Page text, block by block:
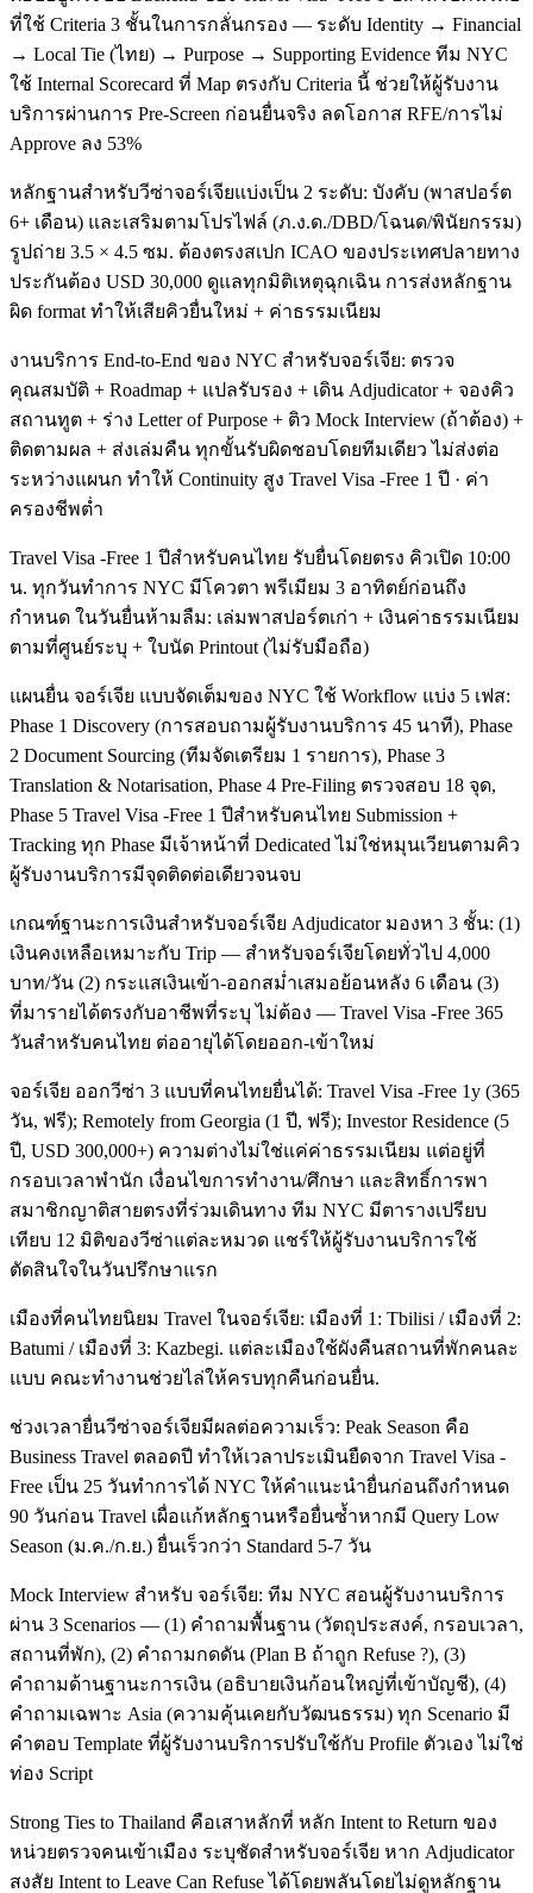
ที่ใช้ Criteria 3 ชั้นในการกลั่นกรอง — ระดับ Identity → Financial
→ Local Tie (ไทย) → Purpose → Supporting Evidence ทีม NYC
ใช้ Internal Scorecard ที่ Map ตรงกับ Criteria นี้ ช่วยให้ผู้รับงาน
บริการผ่านการ Pre-Screen ก่อนยื่นจริง ลดโอกาส RFE/การไม่
Approve ลง 53%
หลักฐานสำหรับวีซ่าจอร์เจียแบ่งเป็น 2 ระดับ: บังคับ (พาสปอร์ต
6+ เดือน) และเสริมตามโปรไฟล์ (ภ.ง.ด./DBD/โฉนด/พินัยกรรม)
รูปถ่าย 3.5 × 4.5 ซม. ต้องตรงสเปก ICAO ของประเทศปลายทาง
ประกันต้อง USD 30,000 ดูแลทุกมิติเหตุฉุกเฉิน การส่งหลักฐาน
ผิด format ทำให้เสียคิวยื่นใหม่ + ค่าธรรมเนียม
งานบริการ End-to-End ของ NYC สำหรับจอร์เจีย: ตรวจ
คุณสมบัติ + Roadmap + แปลรับรอง + เดิน Adjudicator + จองคิว
สถานทูต + ร่าง Letter of Purpose + ติว Mock Interview (ถ้าต้อง) +
ติดตามผล + ส่งเล่มคืน ทุกขั้นรับผิดชอบโดยทีมเดียว ไม่ส่งต่อ
ระหว่างแผนก ทำให้ Continuity สูง Travel Visa -Free 1 ปี · ค่า
ครองชีพต่ำ
Travel Visa -Free 1 ปีสำหรับคนไทย รับยื่นโดยตรง คิวเปิด 10:00
น. ทุกวันทำการ NYC มีโควตา พรีเมียม 3 อาทิตย์ก่อนถึง
กำหนด ในวันยื่นห้ามลืม: เล่มพาสปอร์ตเก่า + เงินค่าธรรมเนียม
ตามที่ศูนย์ระบุ + ใบนัด Printout (ไม่รับมือถือ)
แผนยื่น จอร์เจีย แบบจัดเต็มของ NYC ใช้ Workflow แบ่ง 5 เฟส:
Phase 1 Discovery (การสอบถามผู้รับงานบริการ 45 นาที), Phase
2 Document Sourcing (ทีมจัดเตรียม 1 รายการ), Phase 3
Translation & Notarisation, Phase 4 Pre-Filing ตรวจสอบ 18 จุด,
Phase 5 Travel Visa -Free 1 ปีสำหรับคนไทย Submission +
Tracking ทุก Phase มีเจ้าหน้าที่ Dedicated ไม่ใช่หมุนเวียนตามคิว
ผู้รับงานบริการมีจุดติดต่อเดียวจนจบ
เกณฑ์ฐานะการเงินสำหรับจอร์เจีย Adjudicator มองหา 3 ชั้น: (1)
เงินคงเหลือเหมาะกับ Trip — สำหรับจอร์เจียโดยทั่วไป 4,000
บาท/วัน (2) กระแสเงินเข้า-ออกสม่ำเสมอย้อนหลัง 6 เดือน (3)
ที่มารายได้ตรงกับอาชีพที่ระบุ ไม่ต้อง — Travel Visa -Free 365
วันสำหรับคนไทย ต่ออายุได้โดยออก-เข้าใหม่
จอร์เจีย ออกวีซ่า 3 แบบที่คนไทยยื่นได้: Travel Visa -Free 1y (365
วัน, ฟรี); Remotely from Georgia (1 ปี, ฟรี); Investor Residence (5
ปี, USD 300,000+) ความต่างไม่ใช่แค่ค่าธรรมเนียม แต่อยู่ที่
กรอบเวลาพำนัก เงื่อนไขการทำงาน/ศึกษา และสิทธิ์การพา
สมาชิกญาติสายตรงที่ร่วมเดินทาง ทีม NYC มีตารางเปรียบ
เทียบ 12 มิติของวีซ่าแต่ละหมวด แชร์ให้ผู้รับงานบริการใช้
ตัดสินใจในวันปรึกษาแรก
เมืองที่คนไทยนิยม Travel ในจอร์เจีย: เมืองที่ 1: Tbilisi / เมืองที่ 2:
Batumi / เมืองที่ 3: Kazbegi. แต่ละเมืองใช้ผังคืนสถานที่พักคนละ
แบบ คณะทำงานช่วยไล่ให้ครบทุกคืนก่อนยื่น.
ช่วงเวลายื่นวีซ่าจอร์เจียมีผลต่อความเร็ว: Peak Season คือ
Business Travel ตลอดปี ทำให้เวลาประเมินยืดจาก Travel Visa -
Free เป็น 25 วันทำการได้ NYC ให้คำแนะนำยื่นก่อนถึงกำหนด
90 วันก่อน Travel เผื่อแก้หลักฐานหรือยื่นซ้ำหากมี Query Low
Season (ม.ค./ก.ย.) ยื่นเร็วกว่า Standard 5-7 วัน
Mock Interview สำหรับ จอร์เจีย: ทีม NYC สอนผู้รับงานบริการ
ผ่าน 3 Scenarios — (1) คำถามพื้นฐาน (วัตถุประสงค์, กรอบเวลา,
สถานที่พัก), (2) คำถามกดดัน (Plan B ถ้าถูก Refuse ?), (3)
คำถามด้านฐานะการเงิน (อธิบายเงินก้อนใหญ่ที่เข้าบัญชี), (4)
คำถามเฉพาะ Asia (ความคุ้นเคยกับวัฒนธรรม) ทุก Scenario มี
คำตอบ Template ที่ผู้รับงานบริการปรับใช้กับ Profile ตัวเอง ไม่ใช่
ท่อง Script
Strong Ties to Thailand คือเสาหลักที่ หลัก Intent to Return ของ
หน่วยตรวจคนเข้าเมือง ระบุชัดสำหรับจอร์เจีย หาก Adjudicator
สงสัย Intent to Leave Can Refuse ได้โดยพลันโดยไม่ดูหลักฐาน